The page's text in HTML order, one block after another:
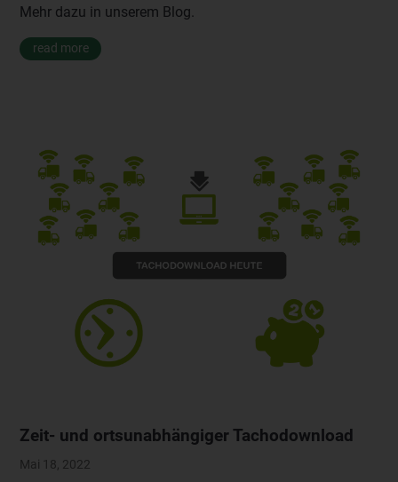
Mehr dazu in unserem Blog.
read more
Zeit- und ortsunabhängiger Tachodownload
Mai 18, 2022